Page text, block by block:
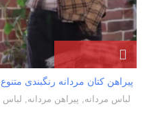
پیراهن کتان مردانه رنگبندی متنوع
لباس مردانه, پیراهن مردانه, لباس